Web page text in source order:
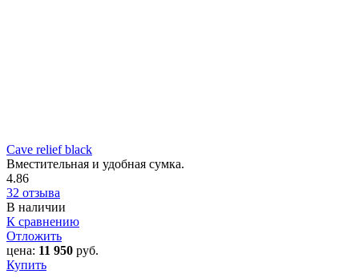
Cave relief black
Вместительная и удобная сумка.
4.86
32 отзыва
В наличии
К сравнению
Отложить
цена: 11 950 руб.
Купить